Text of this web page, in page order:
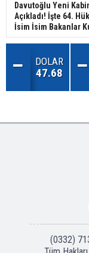
Davutoğlu Yeni
Açıkladı! İşte 64.
İsim İsim Bakanlar
DOLAR
47.68
(0332)